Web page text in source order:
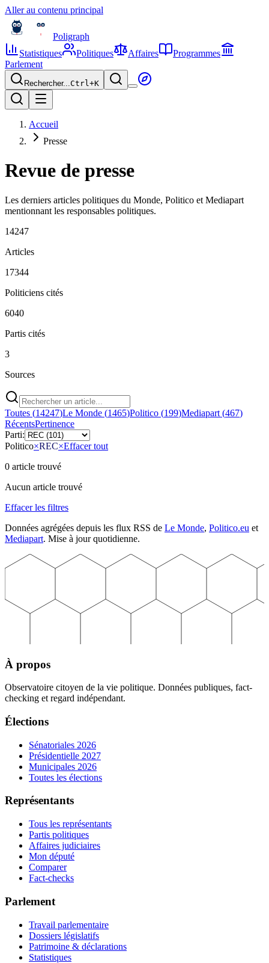
Aller au contenu principal
Poligraph
Statistiques
Politiques Affaires
Programmes
Parlement
Rechercher...Ctrl+K
Accueil
Presse
Revue de presse
Les derniers articles politiques du Monde, Politico et Mediapart
mentionnant les responsables politiques.
14247
Articles
17344
Politiciens cités
6040
Partis cités
3
Sources
Toutes (14247)Le Monde (1465)Politico (199)Mediapart (467)
RécentsPertinence
Parti:
Politico×REC×Effacer tout
0 article trouvé
Aucun article trouvé
Effacer les filtres
Données agrégées depuis les flux RSS de Le Monde, Politico.eu et
Mediapart. Mise à jour quotidienne.
À propos
Observatoire citoyen de la vie politique. Données publiques, fact-
checking et regard indépendant.
Élections
Sénatoriales 2026
Présidentielle 2027
Municipales 2026
Toutes les élections
Représentants
Tous les représentants
Partis politiques
Affaires judiciaires
Mon député
Comparer
Fact-checks
Parlement
Travail parlementaire
Dossiers législatifs
Patrimoine & déclarations
Statistiques